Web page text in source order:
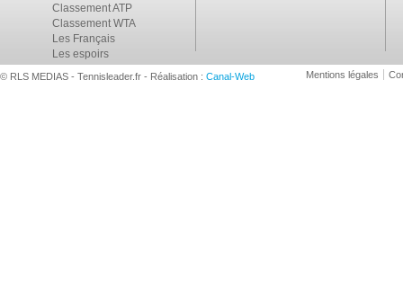
Classement ATP
Classement WTA
Les Français
Les espoirs
© RLS MEDIAS - Tennisleader.fr - Réalisation : Canal-Web Mentions légales